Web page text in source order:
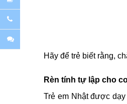
Hãy để trẻ biết rằng,
Rèn tính tự lập cho
Trẻ em Nhật được